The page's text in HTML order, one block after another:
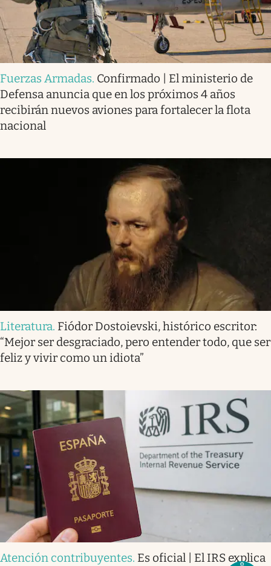
Fuerzas Armadas. Confirmado | El ministerio de
Defensa anuncia que en los próximos 4 años
recibirán nuevos aviones para fortalecer la flota
nacional
Literatura. Fiódor Dostoievski, histórico escritor:
“Mejor ser desgraciado, pero entender todo, que ser
feliz y vivir como un idiota”
Atención contribuyentes. Es oficial | El IRS explica